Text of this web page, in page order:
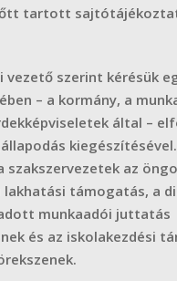
tartott
vezető szerint kérésük
– a kormány, a
által –
szakszervezetek az
lakhatási támogatás, a
munkaadói juttatás
és az iskolakezdési